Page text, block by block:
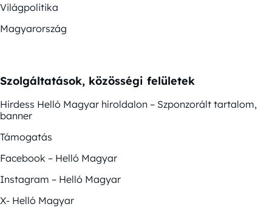
Világpolitika
Magyarország
Szolgáltatások, közösségi felületek
Hirdess Helló Magyar híroldalon – Szponzorált tartalom,
banner
Támogatás
Facebook – Helló Magyar
Instagram – Helló Magyar
X- Helló Magyar